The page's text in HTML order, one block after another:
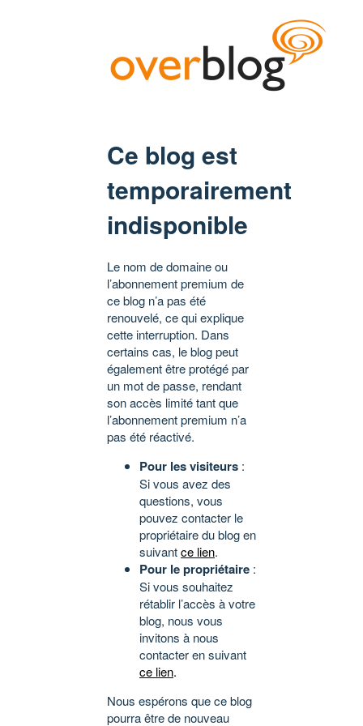
Ce blog est
temporairement
indisponible
Le nom de domaine ou
l’abonnement premium de
ce blog n’a pas été
renouvelé, ce qui explique
cette interruption. Dans
certains cas, le blog peut
également être protégé par
un mot de passe, rendant
son accès limité tant que
l’abonnement premium n’a
pas été réactivé.
Pour les visiteurs :
Si vous avez des
questions, vous
pouvez contacter le
propriétaire du blog en
suivantce lien.
Pour le propriétaire :
Si vous souhaitez
rétablir l’accès à votre
blog, nous vous
invitons à nous
contacter en suivant
ce lien.
Nous espérons que ce blog
pourra être de nouveau